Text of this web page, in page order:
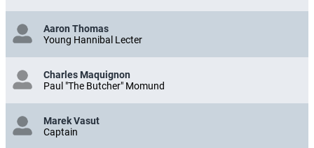
Aaron Thomas
Young Hannibal Lecter
Charles Maquignon
Paul "The Butcher" Momund
Marek Vasut
Captain